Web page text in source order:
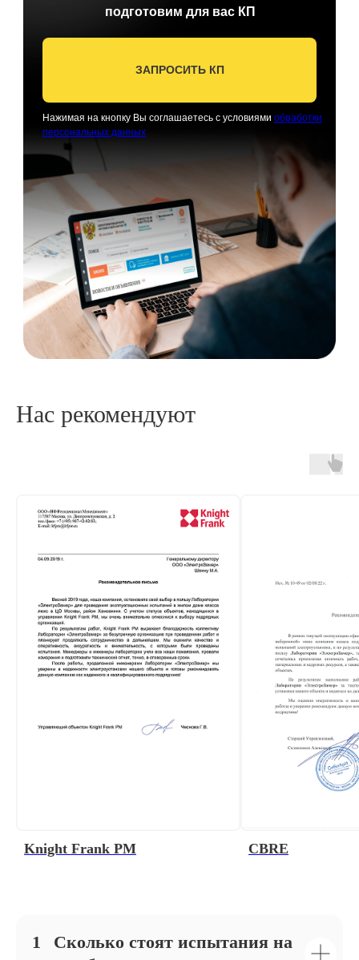
Нажимая на кнопку Вы соглашаетесь с условиями обработки
персональных данных
подготовим для вас КП
ЗАПРОСИТЬ КП
Нас рекомендуют
Knight Frank PM CBRE
1⠀Сколько стоят испытания на